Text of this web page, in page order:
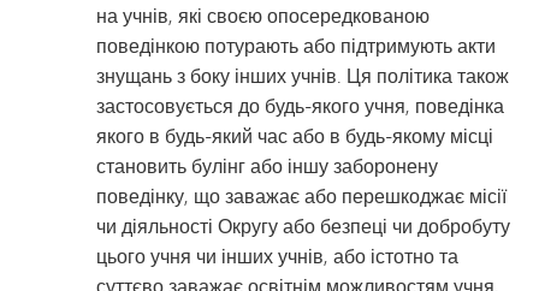
на учнів, які своєю опосередкованою
поведінкою потурають або підтримують акти
знущань з боку інших учнів. Ця політика також
застосовується до будь-якого учня, поведінка
якого в будь-який час або в будь-якому місці
становить булінг або іншу заборонену
поведінку, що заважає або перешкоджає місії
чи діяльності Округу або безпеці чи добробуту
цього учня чи інших учнів, або істотно та